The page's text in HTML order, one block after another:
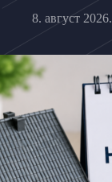
8. август 2026.